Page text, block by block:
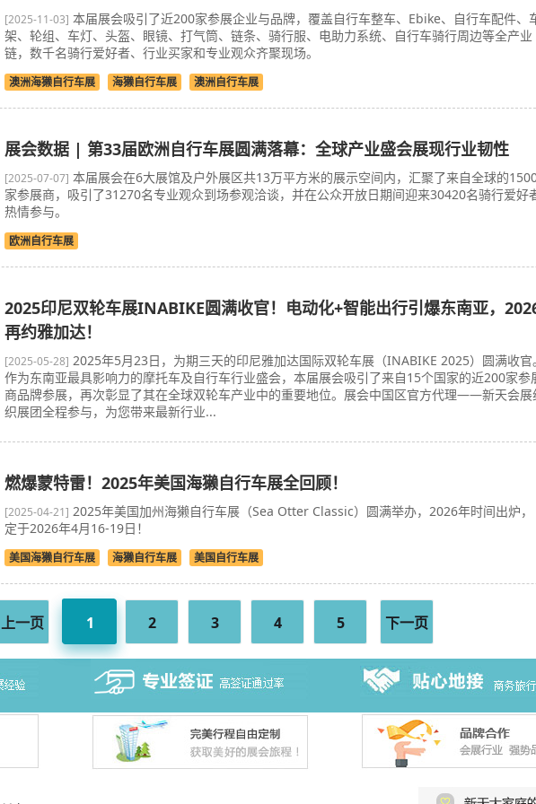
[2025-11-03] 本届展会吸引了近200家参展企业与品牌，覆盖自行车整车、Ebike、自行车配件、
架、轮组、车灯、头盔、眼镜、打气筒、链条、骑行服、电助力系统、自行车骑行周边等全产业
链，数千名骑行爱好者、行业买家和专业观众齐聚现场。
澳洲海獭自行车展 海獭自行车展 澳洲自行车展
展会数据 | 第33届欧洲自行车展圆满落幕：全球产业盛会展现行业韧性
[2025-07-07] 本届展会在6大展馆及户外展区共13万平方米的展示空间内，汇聚了来自全球的
家参展商，吸引了31270名专业观众到场参观洽谈，并在公众开放日期间迎来30420名骑行爱好
热情参与。
欧洲自行车展
2025印尼双轮车展INABIKE圆满收官！电动化+智能出行引爆东南亚，
再约雅加达！
[2025-05-28] 2025年5月23日，为期三天的印尼雅加达国际双轮车展（INABIKE 2025）圆满收官。
作为东南亚最具影响力的摩托车及自行车行业盛会，本届展会吸引了来自15个国家的近200家参
商品牌参展，再次彰显了其在全球双轮车产业中的重要地位。展会中国区官方代理——新天会展
织展团全程参与，为您带来最新行业...
燃爆蒙特雷！2025年美国海獭自行车展全回顾！
[2025-04-21] 2025年美国加州海獭自行车展（Sea Otter Classic）圆满举办，2026年时间出炉，
定于2026年4月16-19日！
美国海獭自行车展 海獭自行车展 美国自行车展
上一页 1 2 3 4 5 下一页